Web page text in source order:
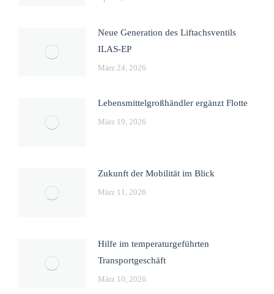
Neue Generation des Liftachsventils
ILAS-EP
März 24, 2026
Lebensmittelgroßhändler ergänzt Flotte
März 19, 2026
Zukunft der Mobilität im Blick
März 11, 2026
Hilfe im temperaturgeführten
Transportgeschäft
März 10, 2026